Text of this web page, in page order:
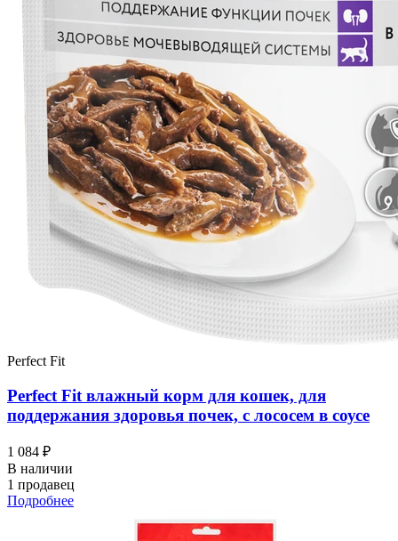
Perfect Fit
Perfect Fit влажный корм для кошек, для
поддержания здоровья почек, с лососем в соусе
1 084 ₽
В наличии
1 продавец
Подробнее